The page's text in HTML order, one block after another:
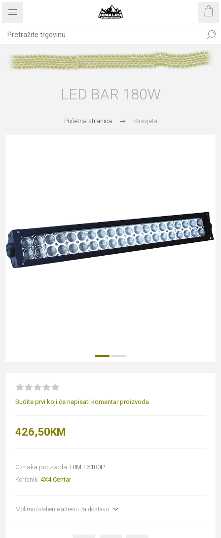
LED BAR 180W
Početna stranica Rasvjeta
Budite prvi koji će napisati komentar proizvoda
426,50KM
Oznaka proizvoda: HIM-F5180P
Korisnik: 4X4 Centar
Molimo odaberite adresu za dostavu